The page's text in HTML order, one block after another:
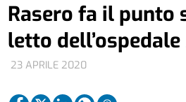
23 APRILE 2020
Rasero fa il punto
letto